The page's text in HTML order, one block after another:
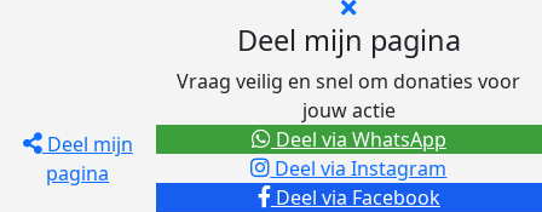
Deel mijn
pagina
Deel mijn pagina
Vraag veilig en snel om donaties voor
jouw actie
Deel via Facebook
Deel via Instagram
Deel via WhatsApp